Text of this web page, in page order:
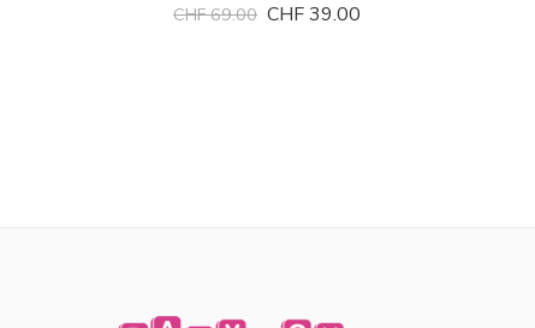
CHF69.00 CHF39.00